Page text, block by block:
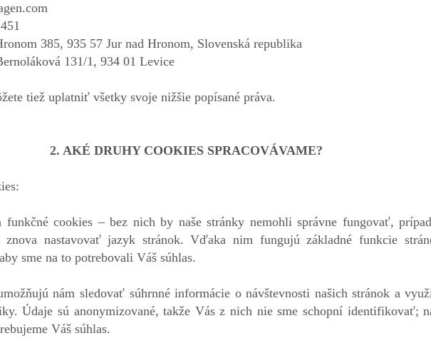
385, 935 57 Jur nad Hronom, Slovenská republika
131/1, 934 01 Levice
tiež uplatniť všetky svoje nižšie popísané práva.
2. AKÉ DRUHY COOKIES SPRACOVÁVAME?
funkčné cookies – bez nich by naše stránky nemohli správne fungovať,
nastavovať jazyk stránok. Vďaka nim fungujú základné funkcie
sme na to potrebovali Váš súhlas.
nám sledovať súhrnné informácie o návštevnosti našich stránok a
Údaje sú anonymizované, takže Vás z nich nie sme schopní identifikovať;
Váš súhlas.